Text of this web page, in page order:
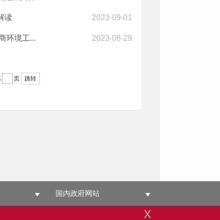
x
读 2023-09-01
环境工... 2023-08-29
页 跳转
国内政府网站